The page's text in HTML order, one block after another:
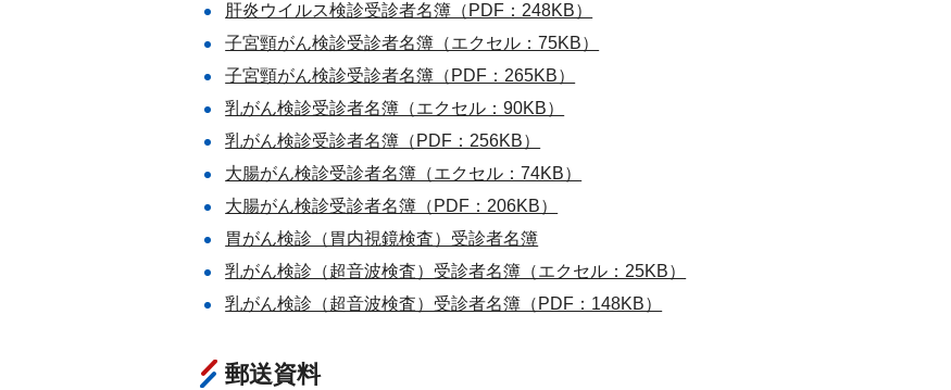
肝炎ウイルス検診受診者名簿（PDF：248KB）
子宮頸がん検診受診者名簿（エクセル：75KB）
子宮頸がん検診受診者名簿（PDF：265KB）
乳がん検診受診者名簿（エクセル：90KB）
乳がん検診受診者名簿（PDF：256KB）
大腸がん検診受診者名簿（エクセル：74KB）
大腸がん検診受診者名簿（PDF：206KB）
胃がん検診（胃内視鏡検査）受診者名簿
乳がん検診（超音波検査）受診者名簿（エクセル：25KB）
乳がん検診（超音波検査）受診者名簿（PDF：148KB）
郵送資料